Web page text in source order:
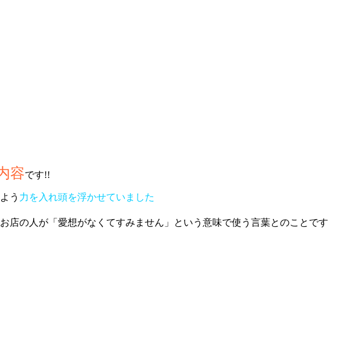
容です!!
う 力を入れ頭を浮かせていました
店の人が「愛想がなくてすみません」という意味で使う言葉とのことです